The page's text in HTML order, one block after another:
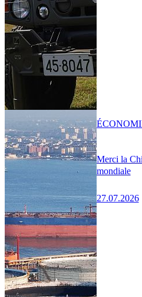
Merci la
mondiale
27.07.2026